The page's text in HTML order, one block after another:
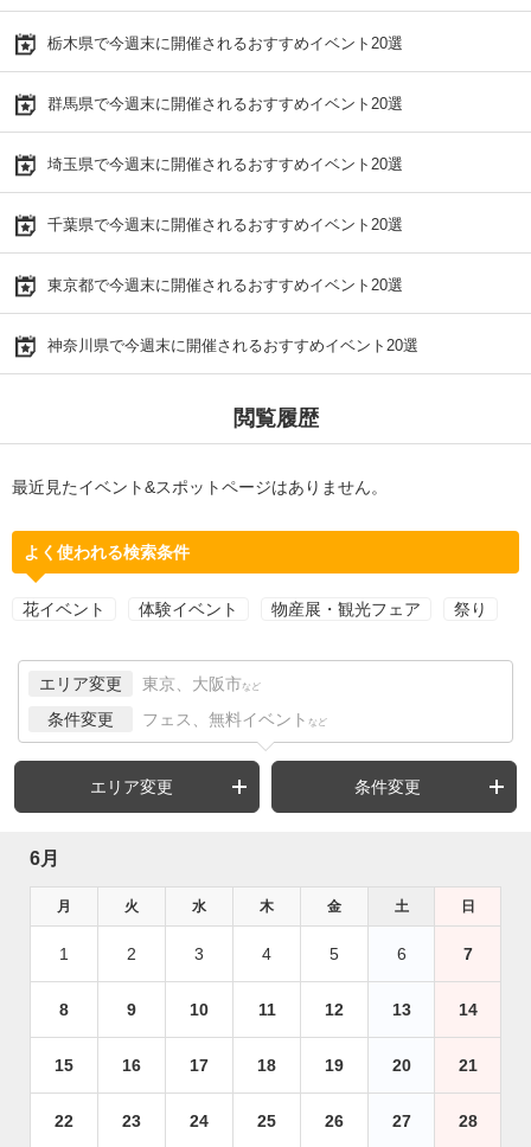
栃木県で今週末に開催されるおすすめイベント20選
群馬県で今週末に開催されるおすすめイベント20選
埼玉県で今週末に開催されるおすすめイベント20選
千葉県で今週末に開催されるおすすめイベント20選
東京都で今週末に開催されるおすすめイベント20選
神奈川県で今週末に開催されるおすすめイベント20選
閲覧履歴
最近見たイベント&スポットページはありません。
よく使われる検索条件
花イベント 体験イベント 物産展・観光フェア 祭り
エリア変更 東京、大阪市 など
条件変更 フェス、無料イベント など
エリア変更 条件変更
6月
月 火 水 木 金 土 日
1 2 3 4 5 6 7
8 9 10 11 12 13 14
15 16 17 18 19 20 21
22 23 24 25 26 27 28